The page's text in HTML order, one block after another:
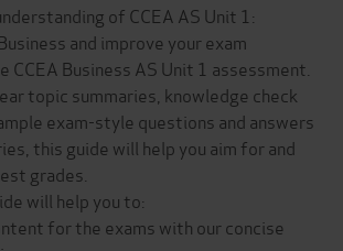
of CCEA AS Unit 1:
and improve your exam
CCEA Business AS Unit 1 assessment.
topic summaries, knowledge check
exam-style questions and answers
this guide will help you aim for and
grades.
will help you to:
for the exams with our concise